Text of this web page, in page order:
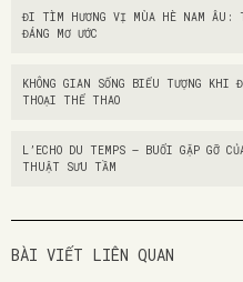
ĐI TÌM HƯƠNG VỊ MÙA HÈ NAM ÂU:
ĐÁNG MƠ ƯỚC
KHÔNG GIAN SỐNG BIỂU TƯỢNG KHI
THOẠI THỂ THAO
L’ECHO DU TEMPS – BUỔI GẶP GỠ
THUẬT SƯU TẦM
BÀI VIẾT LIÊN QUAN